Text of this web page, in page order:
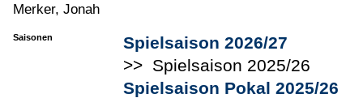
Merker, Jonah
Saisonen
Spielsaison 2026/27
>> Spielsaison 2025/26
Spielsaison Pokal 2025/26